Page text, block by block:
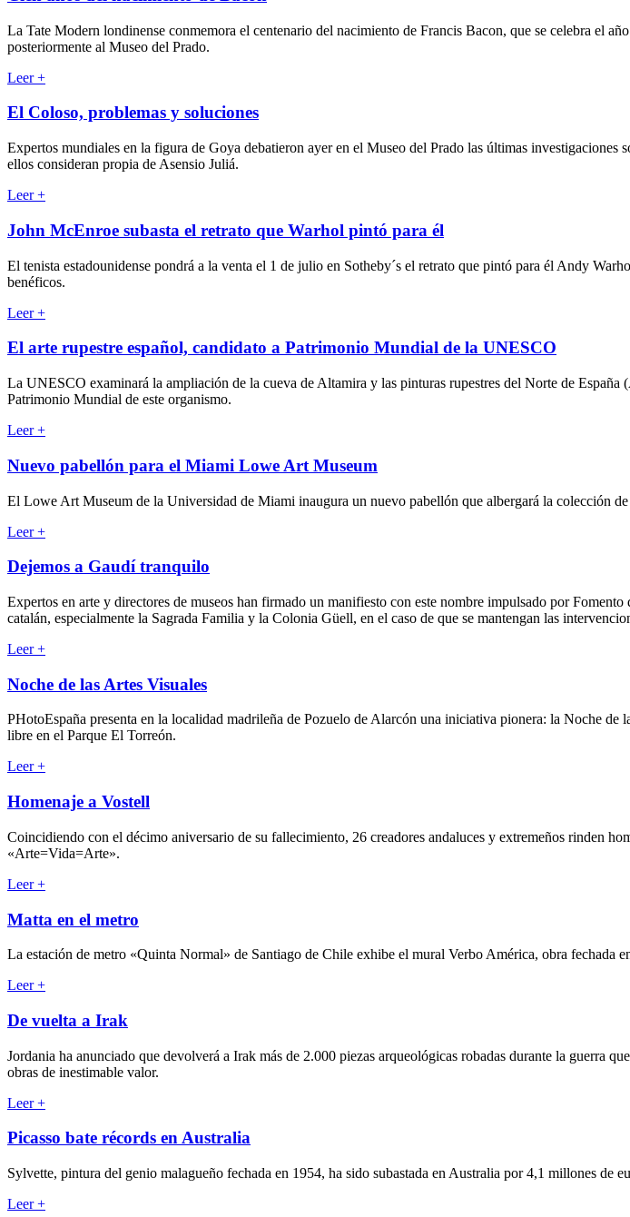
La Tate Modern londinense conmemora el centenario del nacimiento de Francis Bacon, que se celebra el
posteriormente al Museo del Prado.
Leer+
El Coloso, problemas y soluciones
Expertos mundiales en la figura de Goya debatieron ayer en el Museo del Prado las últimas
ellos consideran propia de Asensio Juliá.
Leer+
John McEnroe subasta el retrato que Warhol pintó para él
El tenista estadounidense pondrá a la venta el 1 de julio en Sotheby´s el retrato que pintó para él Andy
benéficos.
Leer+
El arte rupestre español, candidato a Patrimonio Mundial de la UNESCO
La UNESCO examinará la ampliación de la cueva de Altamira y las pinturas rupestres del Norte de
Patrimonio Mundial de este organismo.
Leer+
Nuevo pabellón para el Miami Lowe Art Museum
El Lowe Art Museum de la Universidad de Miami inaugura un nuevo pabellón que albergará la colección
Leer+
Dejemos a Gaudí tranquilo
Expertos en arte y directores de museos han firmado un manifiesto con este nombre impulsado por
catalán, especialmente la Sagrada Familia y la Colonia Güell, en el caso de que se mantengan las
Leer+
Noche de las Artes Visuales
PHotoEspaña presenta en la localidad madrileña de Pozuelo de Alarcón una iniciativa pionera: la Noche
libre en el Parque El Torreón.
Leer+
Homenaje a Vostell
Coincidiendo con el décimo aniversario de su fallecimiento, 26 creadores andaluces y extremeños rinden
«Arte=Vida=Arte».
Leer+
Matta en el metro
La estación de metro «Quinta Normal» de Santiago de Chile exhibe el mural Verbo América, obra fechada
Leer+
De vuelta a Irak
Jordania ha anunciado que devolverá a Irak más de 2.000 piezas arqueológicas robadas durante la guerra
obras de inestimable valor.
Leer+
Picasso bate récords en Australia
Sylvette, pintura del genio malagueño fechada en 1954, ha sido subastada en Australia por 4,1 millones de
Leer+